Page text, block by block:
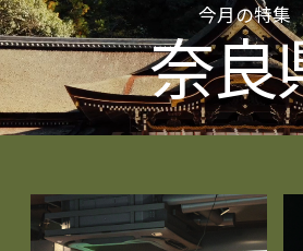
今月の特集
奈良